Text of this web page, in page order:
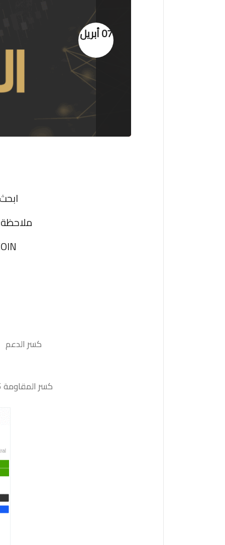
07 أبريل
كسر الدعم 1.0930 والثبات أدنى منه على الأقل بشمعة 4 ساعات سيدفع السعر نحو الدعم التالي 1.0880
كسر المقاومة 1.1085والثبات أعلى منها على الأقل بشمعة 4 ساعات ستدفع السعر نحو المقاومة التالية 1.1120